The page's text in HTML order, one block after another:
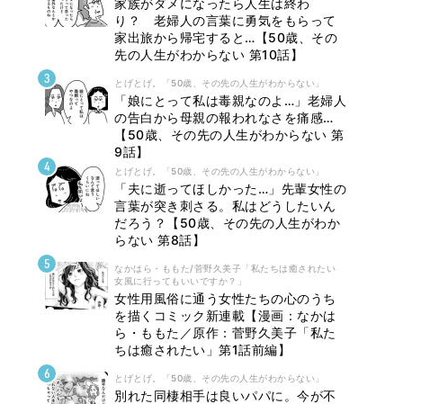
家族がダメになったら人生は終わ
り？ 老婦人の言葉に勇気をもらって
家出旅から帰宅すると…【50歳、その
先の人生がわからない 第10話】
とげとげ。「50歳、その先の人生がわからない」
「娘にとって私は毒親なのよ…」老婦人
の告白から母親の報われなさを痛感…
【50歳、その先の人生がわからない 第
9話】
とげとげ。「50歳、その先の人生がわからない」
「夫に逝ってほしかった…」先輩女性の
言葉が突き刺さる。私はどうしたいん
だろう？【50歳、その先の人生がわか
らない 第8話】
なかはら・ももた/菅野久美子「私たちは癒されたい
女風に行ってもいいですか？」
女性用風俗に通う女性たちの心のうち
を描くコミック新連載【漫画：なかは
ら・ももた／原作：菅野久美子「私た
ちは癒されたい」第1話前編】
とげとげ。「50歳、その先の人生がわからない」
別れた同棲相手は良いパパに。今が不